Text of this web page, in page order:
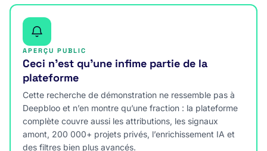
APERÇU PUBLIC
Ceci n’est qu’une infime partie de la
plateforme
Cette recherche de démonstration ne ressemble pas à
Deepbloo et n’en montre qu’une fraction : la plateforme
complète couvre aussi les attributions, les signaux
amont, 200 000+ projets privés, l’enrichissement IA et
des filtres bien plus avancés.